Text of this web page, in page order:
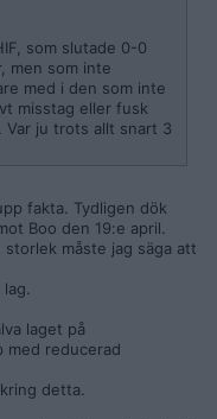
som slutade 0-0
men som inte
med i den som inte
misstag eller fusk
Var ju trots allt snart 3
fakta. Tydligen dök
Boo den 19:e april.
måste jag säga att
laget på
med reducerad
detta.